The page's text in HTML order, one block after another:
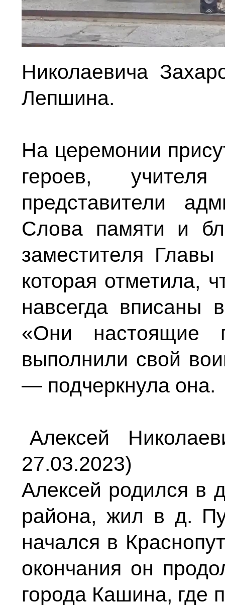
Николаевича
Лепшина.
На церемонии
героев,
представители
Слова памяти и
заместителя
которая отметила,
навсегда вписаны
«Они настоящие
выполнили свой
— подчеркнула она.
Алексей
27.03.2023)
Алексей родился в
района, жил в д.
начался в
окончания он
города Кашина, где